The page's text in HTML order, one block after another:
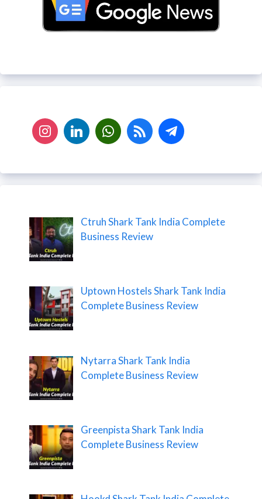
Ctruh Shark Tank India Complete
Business Review
Uptown Hostels Shark Tank India
Complete Business Review
Nytarra Shark Tank India
Complete Business Review
Greenpista Shark Tank India
Complete Business Review